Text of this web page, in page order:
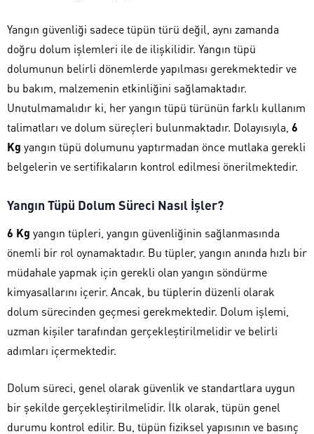
Yangın güvenliği sadece tüpün türü değil, aynı zamanda
doğru dolum işlemleri ile de ilişkilidir. Yangın tüpü
dolumunun belirli dönemlerde yapılması gerekmektedir ve
bu bakım, malzemenin etkinliğini sağlamaktadır.
Unutulmamalıdır ki, her yangın tüpü türünün farklı kullanım
talimatları ve dolum süreçleri bulunmaktadır. Dolayısıyla, 6
Kg yangın tüpü dolumunu yaptırmadan önce mutlaka gerekli
belgelerin ve sertifikaların kontrol edilmesi önerilmektedir.
Yangın Tüpü Dolum Süreci Nasıl İşler?
6 Kg yangın tüpleri, yangın güvenliğinin sağlanmasında
önemli bir rol oynamaktadır. Bu tüpler, yangın anında hızlı bir
müdahale yapmak için gerekli olan yangın söndürme
kimyasallarını içerir. Ancak, bu tüplerin düzenli olarak
dolum sürecinden geçmesi gerekmektedir. Dolum işlemi,
uzman kişiler tarafından gerçekleştirilmelidir ve belirli
adımları içermektedir.
Dolum süreci, genel olarak güvenlik ve standartlara uygun
bir şekilde gerçekleştirilmelidir. İlk olarak, tüpün genel
durumu kontrol edilir. Bu, tüpün fiziksel yapısının ve basınç